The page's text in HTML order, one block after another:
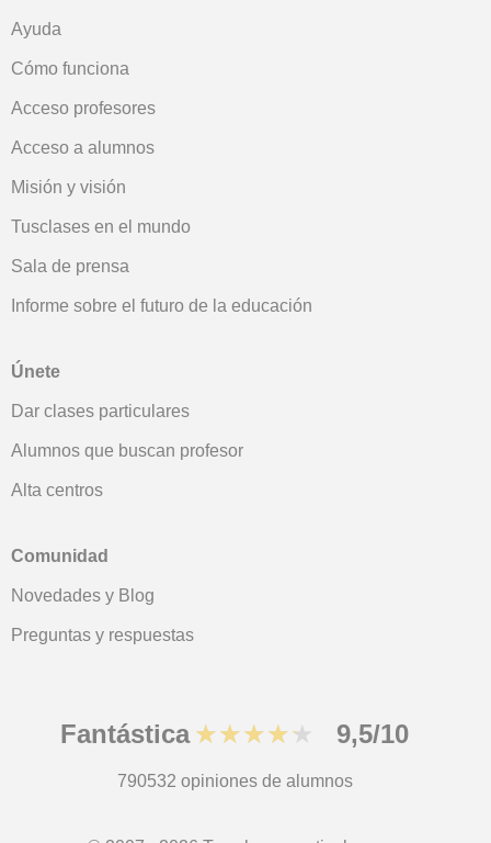
Ayuda
Cómo funciona
Acceso profesores
Acceso a alumnos
Misión y visión
Tusclases en el mundo
Sala de prensa
Informe sobre el futuro de la educación
Únete
Dar clases particulares
Alumnos que buscan profesor
Alta centros
Comunidad
Novedades y Blog
Preguntas y respuestas
Fantástica ★★★★★ 9,5/10
790532 opiniones de alumnos